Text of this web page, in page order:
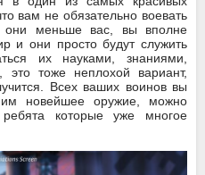
вам не обязательно воевать
меньше вас, вы вполне
и они просто будут служить
их науками, знаниями,
тоже неплохой вариант,
Всех ваших воинов вы
новейшее оружие, можно
которые уже многое